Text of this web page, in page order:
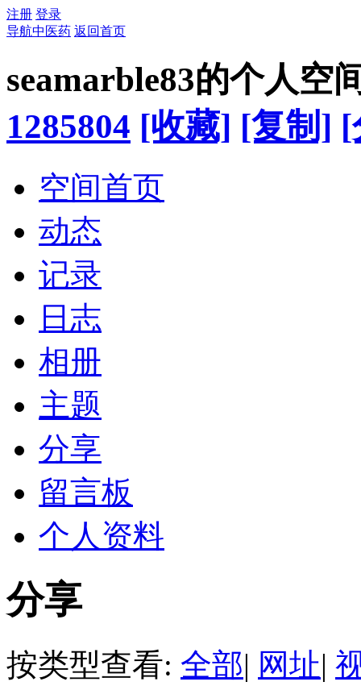
注册 登录
导航中医药 返回首页
seamarble83的个人空
1285804 [收藏] [复制] [
空间首页
动态
记录
日志
相册
主题
分享
留言板
个人资料
分享
按类型查看: 全部| 网址|